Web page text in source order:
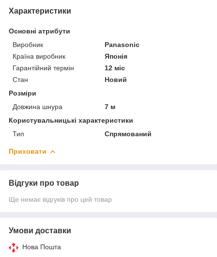
Характеристики
Основні атрибути
Виробник
Panasonic
Країна виробник
Японія
Гарантійний термін
12 міс
Стан
Новий
Розміри
Довжина шнура
7 м
Користувальницькі характеристики
Тип
Спрямований
Приховати
Відгуки про товар
Ще немає відгуків про цей товар
Умови доставки
Нова Пошта